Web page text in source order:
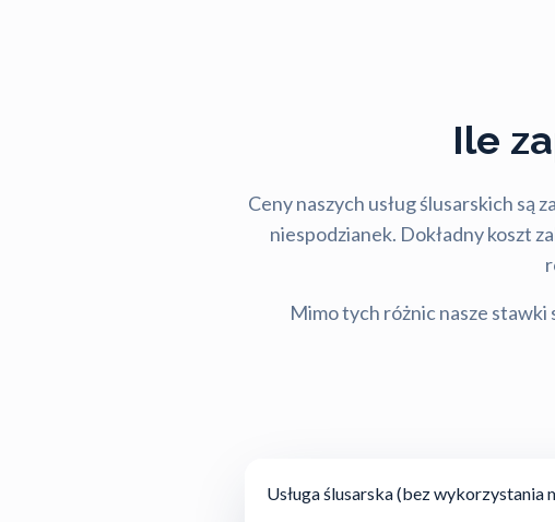
Ile
Ceny naszych usług ślusarskich
niespodzianek. Dokładny koszt
Mimo tych różnic nasze stawki
Usługa ślusarska (bez wykorzystania